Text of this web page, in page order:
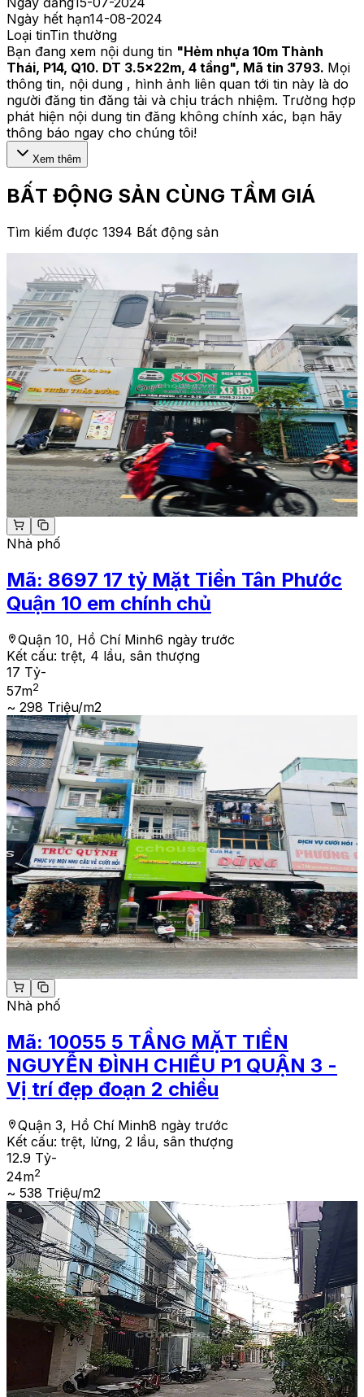
Ngày hết hạn14-08-2024
Loại tinTin thường
Bạn đang xem nội dung tin "Hẻm nhựa 10m Thành
Thái, P14, Q10. DT 3.5x22m, 4 tầng", Mã tin 3793. Mọi
thông tin, nội dung , hình ảnh liên quan tới tin này là do
người đăng tin đăng tải và chịu trách nhiệm. Trường hợp
phát hiện nội dung tin đăng không chính xác, bạn hãy
thông báo ngay cho chúng tôi!
Xem thêm
BẤT ĐỘNG SẢN CÙNG TẦM GIÁ
Tìm kiếm được 1394 Bất động sản
Nhà phố
Mã: 8697 17 tỷ Mặt Tiền Tân Phước
Quận 10 em chính chủ
Quận 10, Hồ Chí Minh6 ngày trước
Kết cấu: trệt, 4 lầu, sân thượng
17 Tỷ-
57m2
~ 298 Triệu/m2
Nhà phố
Mã: 10055 5 TẦNG MẶT TIỀN
NGUYỄN ĐÌNH CHIỂU P1 QUẬN 3 -
Vị trí đẹp đoạn 2 chiều
Quận 3, Hồ Chí Minh8 ngày trước
Kết cấu: trệt, lửng, 2 lầu, sân thượng
12.9 Tỷ-
24m2
~ 538 Triệu/m2